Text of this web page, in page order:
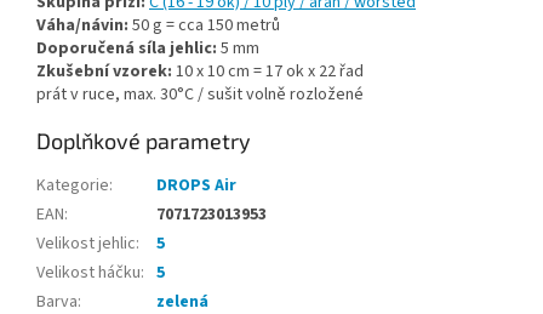
Váha/návin: 50 g = cca 150 metrů
Doporučená síla jehlic: 5 mm
Zkušební vzorek: 10 x 10 cm = 17 ok x 22 řad
prát v ruce, max. 30°C / sušit volně rozložené
Doplňkové parametry
Kategorie:
DROPS Air
EAN:
7071723013953
Velikost jehlic:
5
Velikost háčku: 5
Barva: zelená